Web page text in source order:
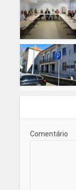
Comentário